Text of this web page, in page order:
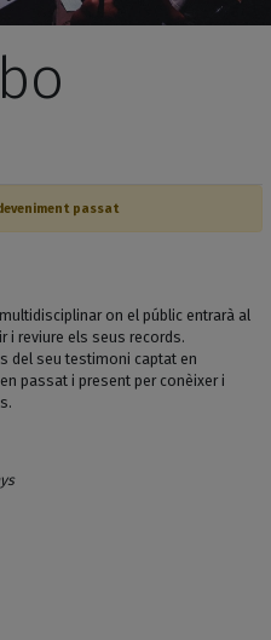
passat
on el públic entrarà al
i reviure els seus records.
del seu testimoni captat en
passat i present per conèixer i